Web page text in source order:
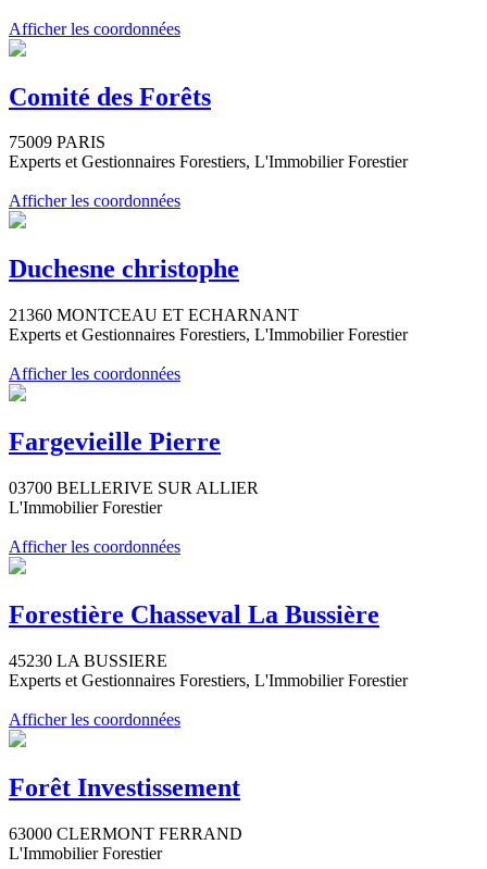
Afficher les coordonnées
Comité des Forêts
75009 PARIS
Experts et Gestionnaires Forestiers, L'Immobilier Forestier
Afficher les coordonnées
Duchesne christophe
21360 MONTCEAU ET ECHARNANT
Experts et Gestionnaires Forestiers, L'Immobilier Forestier
Afficher les coordonnées
Fargevieille Pierre
03700 BELLERIVE SUR ALLIER
L'Immobilier Forestier
Afficher les coordonnées
Forestière Chasseval La Bussière
45230 LA BUSSIERE
Experts et Gestionnaires Forestiers, L'Immobilier Forestier
Afficher les coordonnées
Forêt Investissement
63000 CLERMONT FERRAND
L'Immobilier Forestier